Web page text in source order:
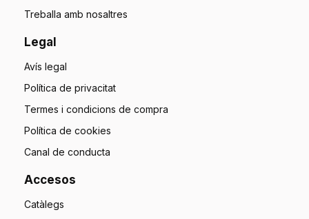
Treballa amb nosaltres
Legal
Avís legal
Política de privacitat
Termes i condicions de compra
Política de cookies
Canal de conducta
Accesos
Catàlegs